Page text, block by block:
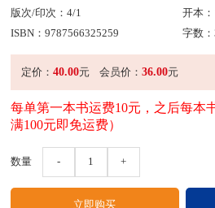
版次/印次：4/1
开本
ISBN：9787566325259
字数
定价： 40.00元 会员价：36.00元
每单第一本书运费10元，之后每本
满100元即免运费）
数量 - 1 +